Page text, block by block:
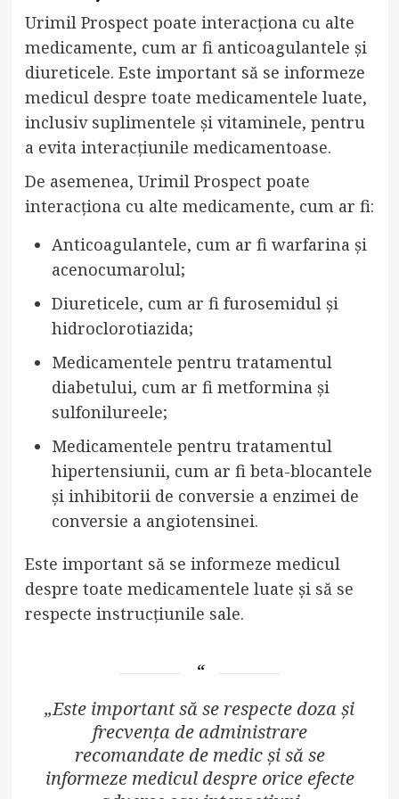
Urimil Prospect poate interacționa cu alte
medicamente, cum ar fi anticoagulantele și
diureticele. Este important să se informeze
medicul despre toate medicamentele luate,
inclusiv suplimentele și vitaminele, pentru
a evita interacțiunile medicamentoase.
De asemenea, Urimil Prospect poate
interacționa cu alte medicamente, cum ar fi:
Anticoagulantele, cum ar fi warfarina și
acenocumarolul;
Diureticele, cum ar fi furosemidul și
hidroclorotiazida;
Medicamentele pentru tratamentul
diabetului, cum ar fi metformina și
sulfonilureele;
Medicamentele pentru tratamentul
hipertensiunii, cum ar fi beta-blocantele
și inhibitorii de conversie a enzimei de
conversie a angiotensinei.
Este important să se informeze medicul
despre toate medicamentele luate și să se
respecte instrucțiunile sale.
„Este important să se respecte doza și
frecvența de administrare
recomandate de medic și să se
informeze medicul despre orice efecte